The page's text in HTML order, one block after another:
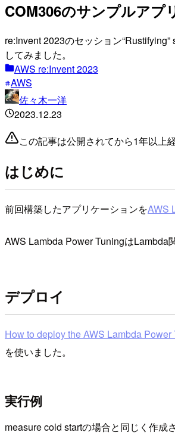
COM306のサンプルア
re:Invent 2023のセッション
してみました。
AWS re:Invent 2023
AWS
佐々木一洋
2023.12.23
この記事は公開されてから1年以上
はじめに
前回構築したアプリケーションをAWS
AWS Lambda Power TuningはLambda
デプロイ
How to deploy the AWS Lambda Power
を使いました。
実行例
measure cold startの場合と同じく作成